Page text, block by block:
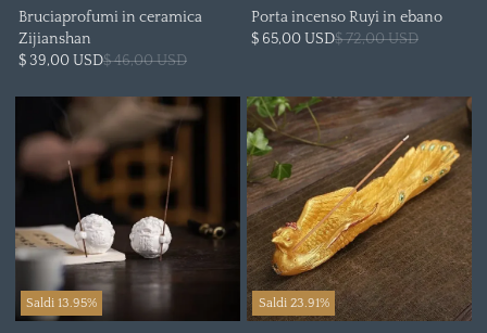
Bruciaprofumi in ceramica
Zijianshan
$ 39,00 USD$ 46,00 USD
Porta incenso Ruyi in ebano
$ 65,00 USD$ 72,00 USD
Saldi 13.95% Saldi 23.91%